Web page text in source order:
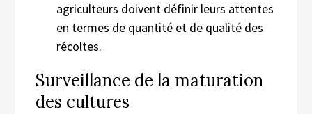
agriculteurs doivent définir leurs attentes
en termes de quantité et de qualité des
récoltes.
Surveillance de la maturation
des cultures